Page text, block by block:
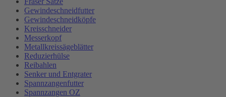
Gewindeschneidfutter
Gewindeschneidköpfe
Kreisschneider
Messerkopf
Metallkreissägeblätter
Reduzierhülse
Reibahlen
Senker und Entgrater
Spannzangenfutter
Spannzangen OZ